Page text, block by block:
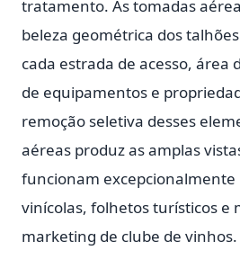
tratamento. As tomadas
beleza geométrica dos
cada estrada de acesso,
de equipamentos e
remoção seletiva desses
aéreas produz as amplas
funcionam excepcionalmente
vinícolas, folhetos turísticos e
marketing de clube de vinhos.